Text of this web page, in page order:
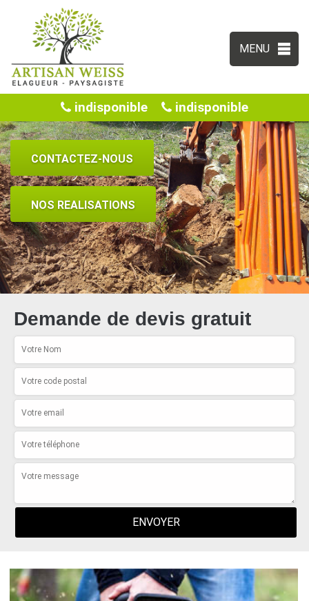
MENU
indisponible indisponible
CONTACTEZ-NOUS
NOS REALISATIONS
Demande de devis gratuit